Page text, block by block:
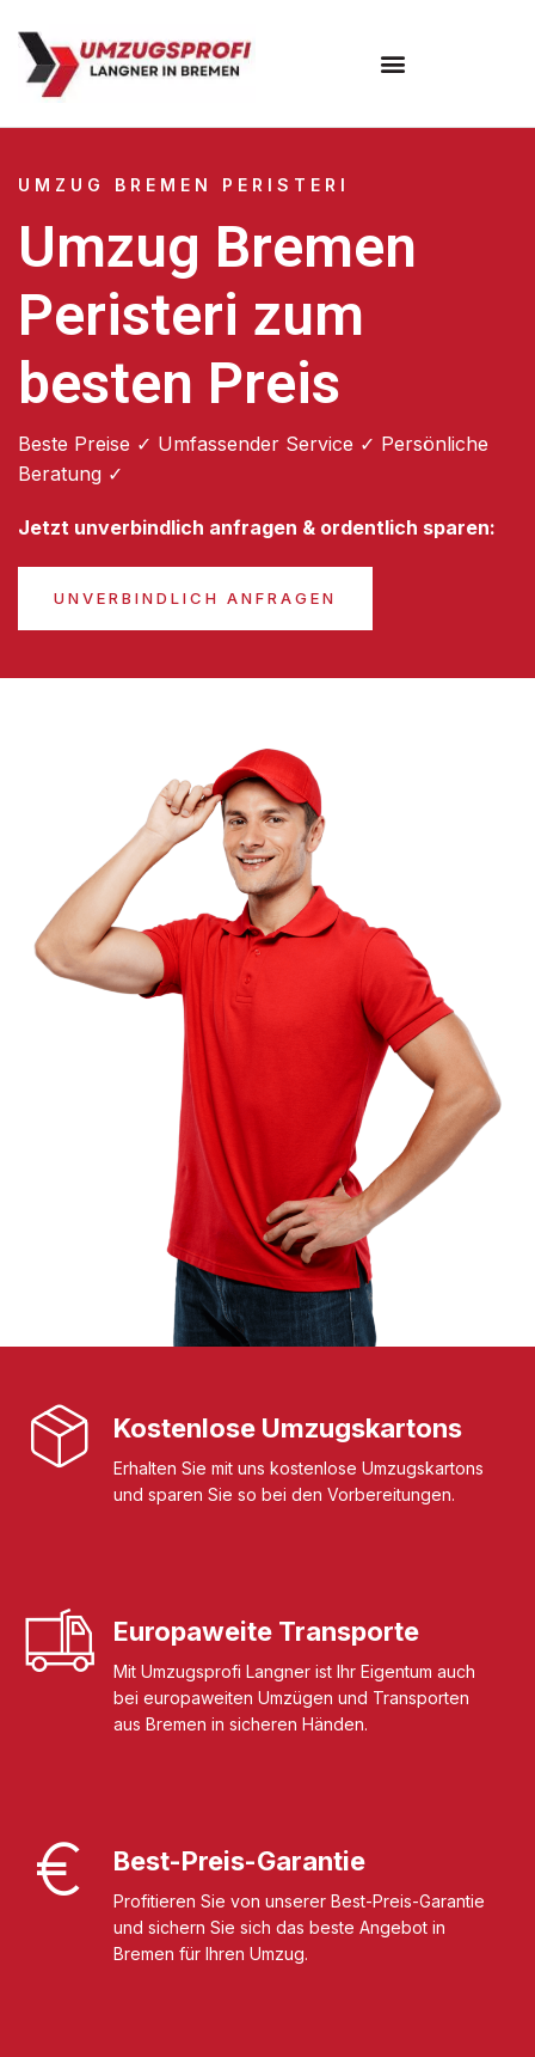
UMZUG BREMEN PERISTERI
Umzug Bremen
Peristeri zum
besten Preis
Beste Preise ✓ Umfassender Service ✓ Persönliche
Beratung ✓
Jetzt unverbindlich anfragen & ordentlich sparen:
UNVERBINDLICH ANFRAGEN
Kostenlose Umzugskartons
Erhalten Sie mit uns kostenlose Umzugskartons
und sparen Sie so bei den Vorbereitungen.
Europaweite Transporte
Mit Umzugsprofi Langner ist Ihr Eigentum auch
bei europaweiten Umzügen und Transporten
aus Bremen in sicheren Händen.
Best-Preis-Garantie
Profitieren Sie von unserer Best-Preis-Garantie
und sichern Sie sich das beste Angebot in
Bremen für Ihren Umzug.